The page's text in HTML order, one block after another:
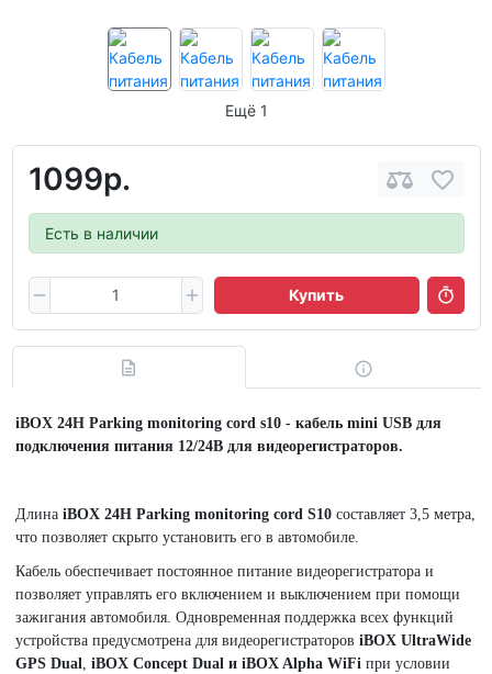
Ещё 1
1099р.
Есть в наличии
Купить
iBOX 24H Parking monitoring cord s10 - кабель mini USB для
подключения питания 12/24В для видеорегистраторов.
Длина iBOX 24H Parking monitoring cord S10 составляет 3,5 метра,
что позволяет скрыто установить его в автомобиле.
Кабель обеспечивает постоянное питание видеорегистратора и
позволяет управлять его включением и выключением при помощи
зажигания автомобиля. Одновременная поддержка всех функций
устройства предусмотрена для видеорегистраторов iBOX UltraWide
GPS Dual, iBOX Concept Dual и iBOX Alpha WiFi​ при условии